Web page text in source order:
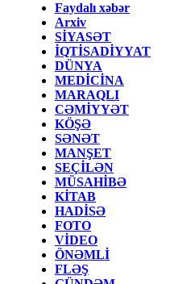
Faydalı xəbər
Arxiv
SİYASƏT
İQTİSADİYYAT
DÜNYA
MEDİCİNA
MARAQLI
CƏMİYYƏT
KÖŞƏ
SƏNƏT
MANŞET
SEÇİLƏN
MÜSAHİBƏ
KİTAB
HADİSƏ
FOTO
VİDEO
ÖNƏMLİ
FLƏŞ